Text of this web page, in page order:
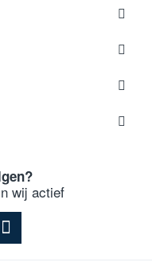
wij actief